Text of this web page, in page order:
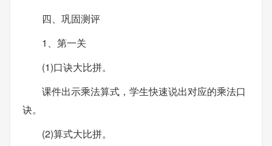
四、巩固测评
1、第一关
(1)口诀大比拼。
课件出示乘法算式，学生快速说出对应的乘法口
诀。
(2)算式大比拼。